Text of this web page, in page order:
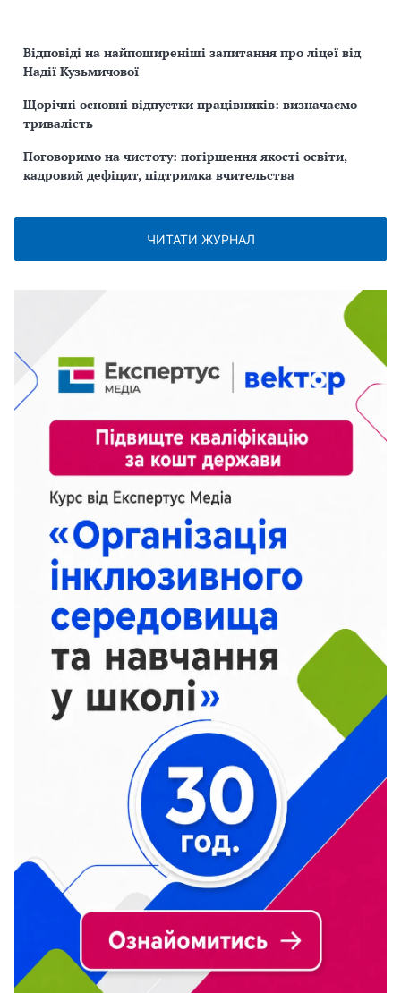
Відповіді на найпоширеніші запитання про ліцеї від
Надії Кузьмичової
Щорічні основні відпустки працівників: визначаємо
тривалість
Поговоримо на чистоту: погіршення якості освіти,
кадровий дефіцит, підтримка вчительства
ЧИТАТИ ЖУРНАЛ